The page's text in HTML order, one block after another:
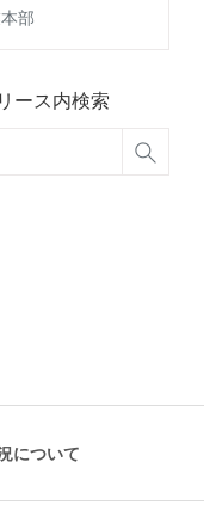
部
ース内検索
について